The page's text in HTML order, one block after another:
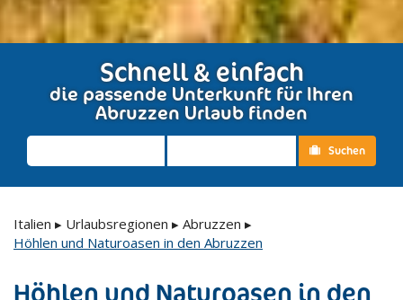
Schnell & einfach
die passende Unterkunft für Ihren
Abruzzen Urlaub finden
Suchen
Italien ▸ Urlaubsregionen ▸ Abruzzen ▸
Höhlen und Naturoasen in den Abruzzen
Höhlen und Naturoasen in den